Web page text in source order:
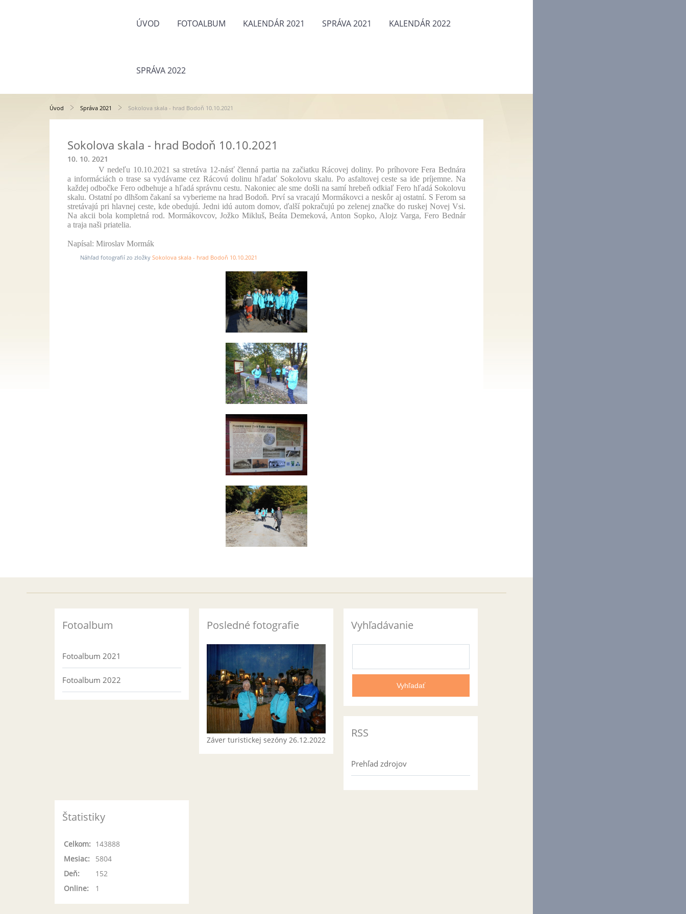
ÚVOD FOTOALBUM KALENDÁR 2021 SPRÁVA 2021 KALENDÁR 2022
SPRÁVA 2022
Úvod Správa 2021 Sokolova skala - hrad Bodoň 10.10.2021
Sokolova skala - hrad Bodoň 10.10.2021
10. 10. 2021
V nedeľu 10.10.2021 sa stretáva 12-násť členná partia na začiatku Rácovej doliny. Po príhovore Fera Bednára
a informáciách o trase sa vydávame cez Rácovú dolinu hľadať Sokolovu skalu. Po asfaltovej ceste sa ide príjemne. Na
každej odbočke Fero odbehuje a hľadá správnu cestu. Nakoniec ale sme došli na samí hrebeň odkiaľ Fero hľadá Sokolovu
skalu. Ostatní po dlhšom čakaní sa vyberieme na hrad Bodoň. Prví sa vracajú Mormákovci a neskôr aj ostatní. S Ferom sa
stretávajú pri hlavnej ceste, kde obedujú. Jedni idú autom domov, ďalší pokračujú po zelenej značke do ruskej Novej Vsi.
Na akcii bola kompletná rod. Mormákovcov, Jožko Mikluš, Beáta Demeková, Anton Sopko, Alojz Varga, Fero Bednár
a traja naši priatelia.
Napísal: Miroslav Mormák
Náhľad fotografií zo zložky Sokolova skala - hrad Bodoň 10.10.2021
Fotoalbum
Fotoalbum 2021
Fotoalbum 2022
Posledné fotografie
Záver turistickej sezóny 26.12.2022
Vyhľadávanie
RSS
Prehľad zdrojov
Štatistiky
Online: 1
Celkom: 143888
Mesiac:
5804
Deň:
152